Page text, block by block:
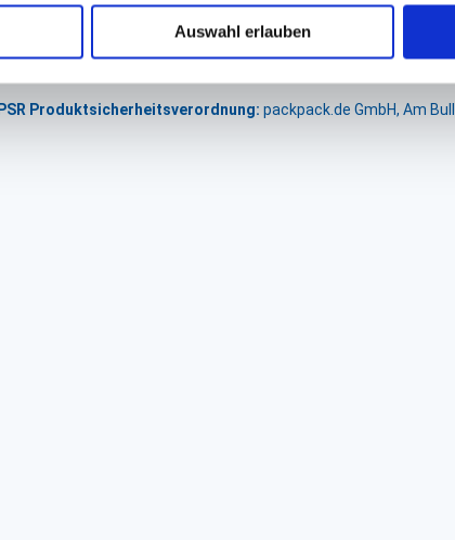
Auswahl erlauben
Produktsicherheitsverordnung: packpack.de GmbH, Am